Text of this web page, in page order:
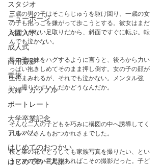
スタジオ
ニューボーン
入園入学
成人式
商用撮影
青旅
夫婦・カップル
ポートレート
大学卒業記念
アルバム
はじめてのおつかい
はじめての一人旅
三歳の男の子はそこらじゅうを駆け回り、一歳の女
の子も抱っこを嫌がって歩こうとする。彼女はまだ
おぼつかない足取りだから、斜面ですぐに転ぶ。転
んでも泣かない。
男の子に妹をハグするように言うと、後ろから力い
っぱい抱きしめてそのまま押し倒す。女の子の顔が
土にまみれるが、それでも泣かない。メンタル強
い。撮りやすいんだかどうなんだか。
そんな二人の子どもを巧みに構図の中へ誘導してく
れるママさんもおつかれさまでした。
桜と菜の花でどうしても家族写真を撮りたい、とい
うママの強い意思があればこその撮影だった。子ど